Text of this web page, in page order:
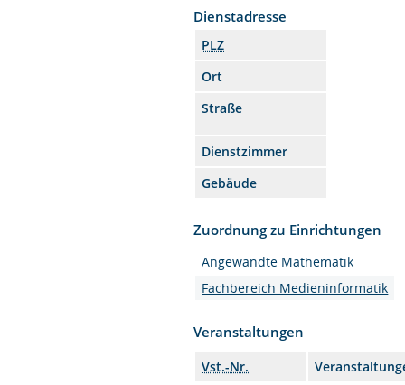
Dienstadresse
PLZ
Ort
Straße
Dienstzimmer
Gebäude
Zuordnung zu Einrichtungen
Angewandte Mathematik
Fachbereich Medieninformatik
Veranstaltungen
Vst.-Nr.